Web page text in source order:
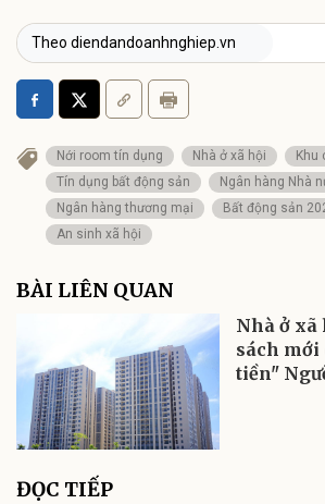
Theo diendandoanhnghiep.vn
Nới room tín dụng Nhà ở xã hội
Khu
Tín dụng bất động sản
Ngân hàng Nhà
Ngân hàng thương mại
Bất động sản
An sinh xã hội
BÀI LIÊN QUAN
Nhà ở
sách mới
tiền"
ĐỌC TIẾP